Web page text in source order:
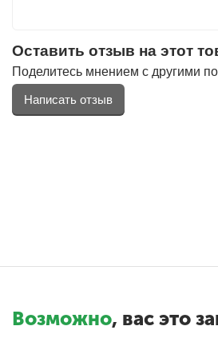
Оставить отзыв на этот
Поделитесь мнением с другими
Написать отзыв
Возможно, вас это